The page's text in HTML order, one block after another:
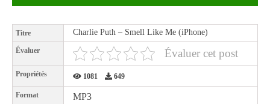
Titre Charlie Puth – Smell Like Me (iPhone)
Évaluer Évaluer cet post
Propriétés 1081 649
Format MP3